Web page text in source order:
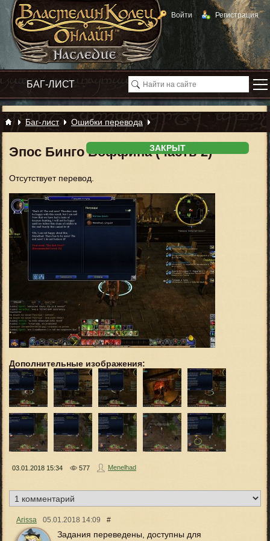
Войти Регистрация
Баг-лист Ошибки перевода
ЗАКРЫТ
Эпос Бинго Боффина (часть 2)
Отсутствует перевод.
Дополнительные изображения:
03.01.2018 15:34 577 Menelhad
Arissa 05.01.2018 14:09 #
Задания переведены, доступны для